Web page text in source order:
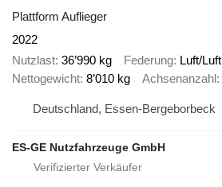
Plattform Auflieger
2022
Nutzlast 36’990 kg Federung Luft/Luft
Nettogewicht 8’010 kg Achsenanzahl
Deutschland, Essen-Bergeborbeck
ES-GE Nutzfahrzeuge GmbH